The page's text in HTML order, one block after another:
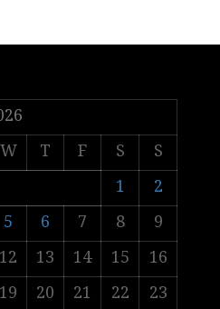
W T F S
S
1
2
5 6 7 8
9
12 13 14 15
16
19 20 21 22 23